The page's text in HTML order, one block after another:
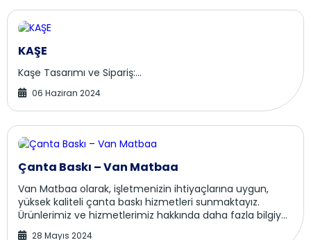
KAŞE
Kaşe Tasarımı ve Sipariş:...
06 Haziran 2024
Çanta Baskı – Van Matbaa
Van Matbaa olarak, işletmenizin ihtiyaçlarına uygun,
yüksek kaliteli çanta baskı hizmetleri sunmaktayız.
Ürünlerimiz ve hizmetlerimiz hakkında daha fazla bilgiye
vanmatbaa.com adresinden ulaşabilirsin...
28 Mayıs 2024